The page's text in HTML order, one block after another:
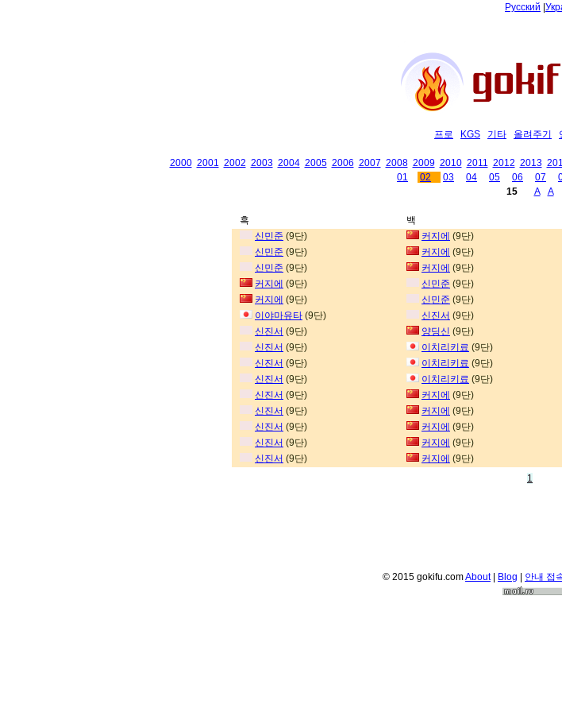
Русский
프로 KGS 기타 올려주기
2000 2001 2002 2003 2004 2005 2006 2007 2008 2009 2010 2011 2012 2013
01
02 03 04 05 06 07
15
A A
흑 백
신민준 (9단) 커지에 (9단)
신민준 (9단) 커지에 (9단)
신민준 (9단) 커지에 (9단)
커지에 (9단) 신민준 (9단)
커지에 (9단) 신민준 (9단)
이야마유타 (9단) 신진서 (9단)
신진서 (9단) 양딩신 (9단)
신진서 (9단) 이치리키료 (9단)
신진서 (9단) 이치리키료 (9단)
신진서 (9단) 이치리키료 (9단)
신진서 (9단) 커지에 (9단)
신진서 (9단) 커지에 (9단)
신진서 (9단) 커지에 (9단)
신진서 (9단) 커지에 (9단)
신진서 (9단) 커지에 (9단)
1
© 2015 gokifu.comAbout| Blog | 안내 접